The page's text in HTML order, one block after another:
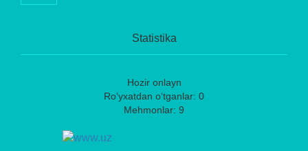
Statistika
Hozir onlayn
Ro‘yxatdan o‘tganlar: 0
Mehmonlar: 9